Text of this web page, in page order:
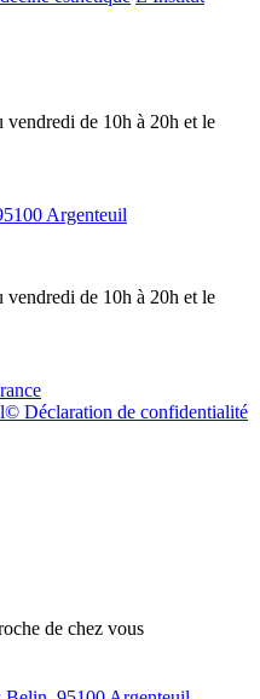
vendredi de 10h à 20h et le
Argenteuil
vendredi de 10h à 20h et le
Déclaration de confidentialité
de chez vous